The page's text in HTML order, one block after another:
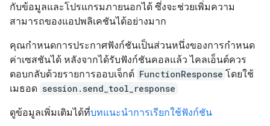
กับข้อมูลและโปรแกรมภายนอกได้ ซึ่งจะช่วยเพิ่มความ
สามารถของแอปพลิเคชันได้อย่างมาก
คุณกําหนดการประกาศฟังก์ชันเป็นส่วนหนึ่งของการกําหนด
ค่าเซสชันได้ หลังจากได้รับฟังก์ชันคอลแล้ว ไคลเอ็นต์ควร
ตอบกลับด้วยรายการออบเจ็กต์ FunctionResponse โดยใช้
เมธอด session.send_tool_response
ดูข้อมูลเพิ่มเติมได้ที่บทแนะนำการเรียกใช้ฟังก์ชัน